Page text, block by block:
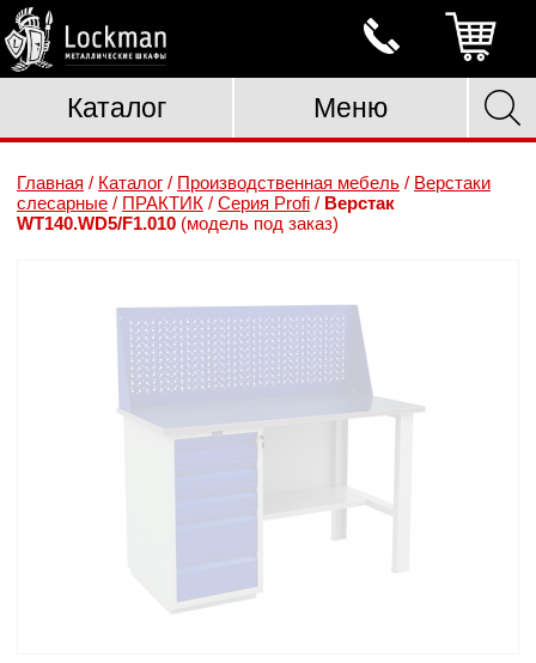
Каталог Меню
Главная / Каталог / Производственная мебель / Верстаки
слесарные / ПРАКТИК / Серия Profi / Верстак
WT140.WD5/F1.010 (модель под заказ)